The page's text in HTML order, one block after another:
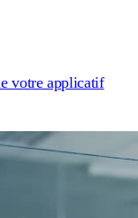
votre applicatif